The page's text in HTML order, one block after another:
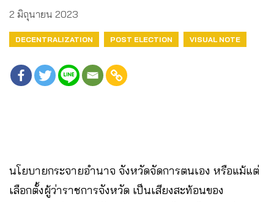
2 มิถุนายน 2023
DECENTRALIZATION POST ELECTION VISUAL NOTE
นโยบายกระจายอำนาจ จังหวัดจัดการตนเอง หรือแม้แต่
เลือกตั้งผู้ว่าราชการจังหวัด เป็นเสียงสะท้อนของ